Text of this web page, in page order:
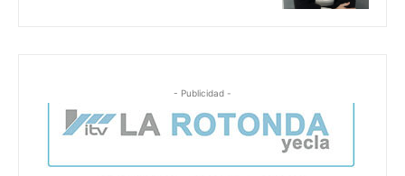
- Publicidad -